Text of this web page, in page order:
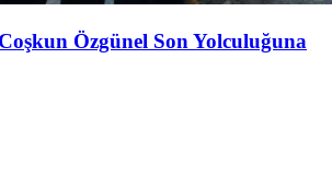
Özgünel Son Yolculuğuna